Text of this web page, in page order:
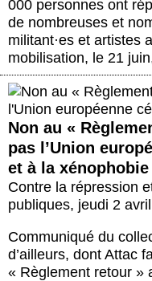
000 personnes ont
de nombreuses et
militant·es et artistes
mobilisation, le 21
Non au «
pas l’Union
et à la xénophobie
Contre la répression
publiques, jeudi 2
Communiqué du
d’ailleurs, dont Attac
« Règlement retour »